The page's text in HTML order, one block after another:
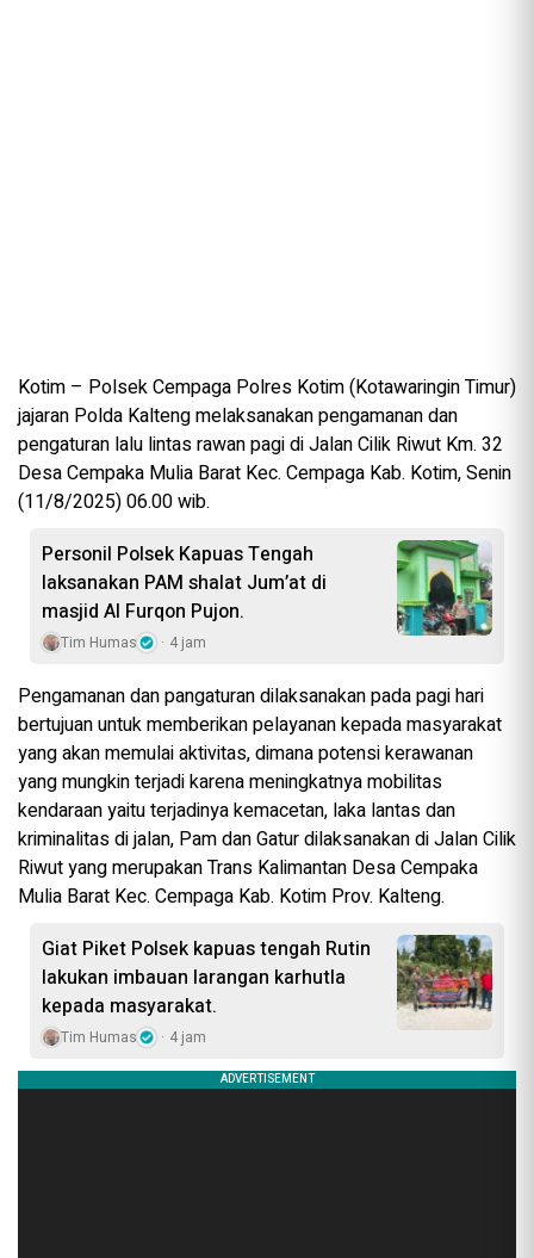
Kotim – Polsek Cempaga Polres Kotim (Kotawaringin Timur)
jajaran Polda Kalteng melaksanakan pengamanan dan
pengaturan lalu lintas rawan pagi di Jalan Cilik Riwut Km. 32
Desa Cempaka Mulia Barat Kec. Cempaga Kab. Kotim, Senin
(11/8/2025) 06.00 wib.
Personil Polsek Kapuas Tengah
laksanakan PAM shalat Jum’at di
masjid Al Furqon Pujon.
Tim Humas 4 jam
Pengamanan dan pangaturan dilaksanakan pada pagi hari
bertujuan untuk memberikan pelayanan kepada masyarakat
yang akan memulai aktivitas, dimana potensi kerawanan
yang mungkin terjadi karena meningkatnya mobilitas
kendaraan yaitu terjadinya kemacetan, laka lantas dan
kriminalitas di jalan, Pam dan Gatur dilaksanakan di Jalan Cilik
Riwut yang merupakan Trans Kalimantan Desa Cempaka
Mulia Barat Kec. Cempaga Kab. Kotim Prov. Kalteng.
Giat Piket Polsek kapuas tengah Rutin
lakukan imbauan larangan karhutla
kepada masyarakat.
Tim Humas 4 jam